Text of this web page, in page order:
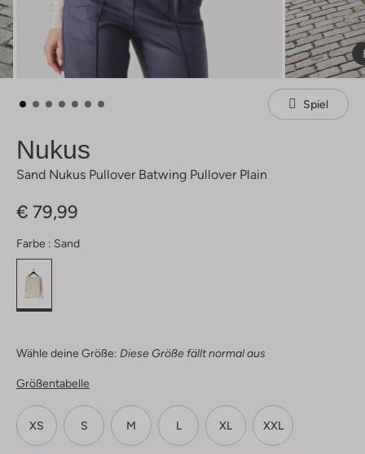
Spiel
Nukus
Sand Nukus Pullover Batwing Pullover Plain
€ 79,99
Farbe : Sand
Wähle deine Größe: Diese Größe fällt normal aus
Größentabelle
XS S M L XL XXL